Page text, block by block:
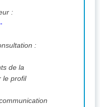
:
:
de la
le profil